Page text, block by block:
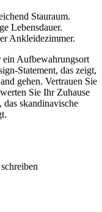
Stauraum.
Lebensdauer.
Ankleidezimmer.
ein Aufbewahrungsort
Statement, das zeigt,
gehen. Vertrauen Sie
Sie Ihr Zuhause
skandinavische